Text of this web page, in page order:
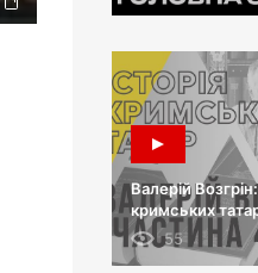
Валерій
кримських
55